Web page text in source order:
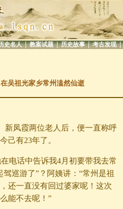
史名人 | 教案试题 | 历史故事 | 考古发现 |
吴祖光家乡常州溘然仙逝
凤霞两位老人后，便一直称呼
今己有23年了。
话中告诉我4月初要带我去常
巡游了”？阿姨讲：“常州是祖
还一直没有回过婆家呢！这次
能不去呢！”